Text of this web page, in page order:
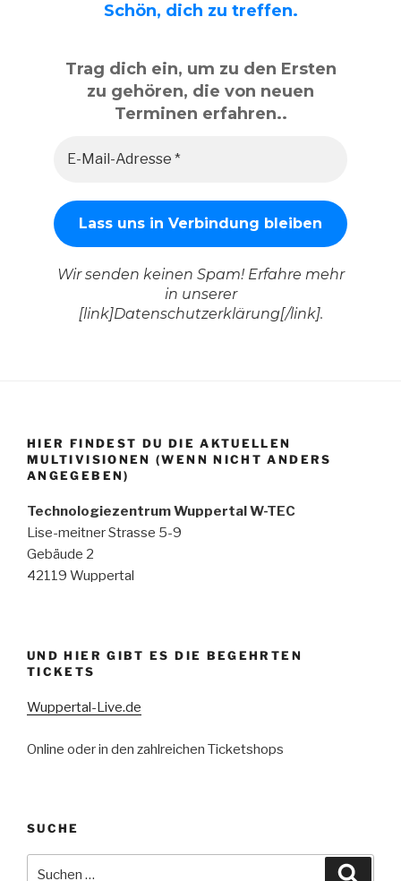
Schön, dich zu treffen.
Trag dich ein, um zu den Ersten
zu gehören, die von neuen
Terminen erfahren..
Wir senden keinen Spam! Erfahre mehr
in unserer
[link]Datenschutzerklärung[/link].
HIER FINDEST DU DIE AKTUELLEN
MULTIVISIONEN (WENN NICHT ANDERS
ANGEGEBEN)
Technologiezentrum Wuppertal W-TEC
Lise-meitner Strasse 5-9
Gebäude 2
42119 Wuppertal
UND HIER GIBT ES DIE BEGEHRTEN
TICKETS
Wuppertal-Live.de
Online oder in den zahlreichen Ticketshops
SUCHE